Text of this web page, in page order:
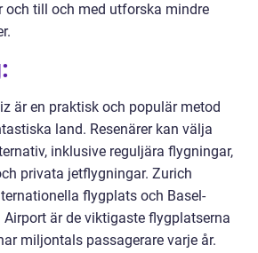
och till och med utforska mindre
är en praktisk och populär metod
land. Resenärer kan välja
inklusive reguljära flygningar,
privata jetflygningar. Zurich
flygplats och Basel-
Airport är de viktigaste flygplatserna
miljontals passagerare varje år.